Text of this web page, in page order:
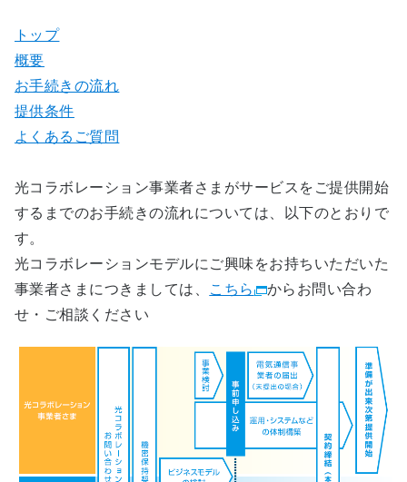
トップ
概要
お手続きの流れ
提供条件
よくあるご質問
光コラボレーション事業者さまがサービスをご提供開始
するまでのお手続きの流れについては、以下のとおりで
す。
光コラボレーションモデルにご興味をお持ちいただいた
事業者さまにつきましては、
こちら
からお問い合わ
せ・ご相談ください